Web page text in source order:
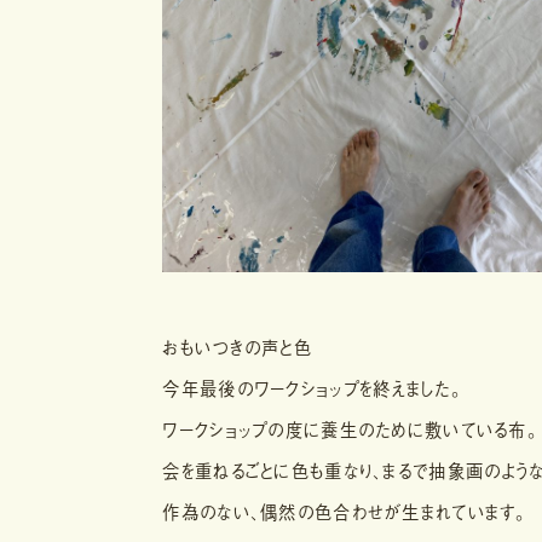
おもいつきの声と色
今年最後のワークショップを終えました。
ワークショップの度に養生のために敷いている布。
会を重ねるごとに色も重なり、まるで抽象画のよう
作為のない、偶然の色合わせが生まれています。